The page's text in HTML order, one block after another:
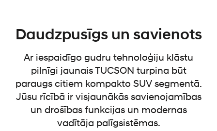
Daudzpusīgs un savienots
Ar iespaidīgo gudru tehnoloģiju klāstu
pilnīgi jaunais TUCSON turpina būt
paraugs citiem kompakto SUV segmentā.
Jūsu rīcībā ir visjaunākās savienojamības
un drošības funkcijas un modernas
vadītāja palīgsistēmas.